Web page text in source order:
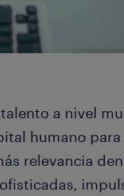
a nivel
humano para
relevancia